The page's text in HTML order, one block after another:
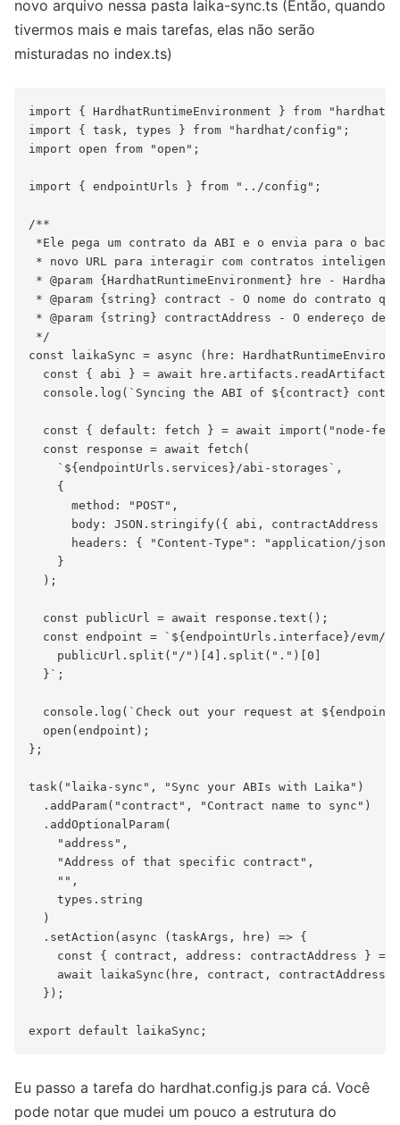
novo arquivo nessa pasta laika-sync.ts (Então, quando
tivermos mais e mais tarefas, elas não serão
misturadas no index.ts)
import { HardhatRuntimeEnvironment } from "hardhat/
import { task, types } from "hardhat/config";
import open from "open";
import { endpointUrls } from "../config";
/**
*Ele pega um contrato da ABI e o envia para o
* novo URL para interagir com contratos
* @param {HardhatRuntimeEnvironment} hre -
* @param {string} contract - O nome do contrato
* @param {string} contractAddress - O endereço
*/
const laikaSync = async (hre:
const { abi } = await
console.log(`Syncing the ABI of ${contract}
const { default: fetch } = await import("node-
  const response = await fetch(
    `${endpointUrls.services}/abi-storages`,
    {
      method: "POST",
body: JSON.stringify({ abi, contractAddress
headers: { "Content-Type": "application/json"
    }
  );
  const publicUrl = await response.text();
const endpoint = `${endpointUrls.interface}/evm/
    publicUrl.split("/")[4].split(".")[0]
  }`;
console.log(`Check out your request at
  open(endpoint);
};
task("laika-sync", "Sync your ABIs with Laika")
  .addParam("contract", "Contract name to sync")
  .addOptionalParam(
    "address",
    "Address of that specific contract",
    "",
    types.string
  )
  .setAction(async (taskArgs, hre) => {
const { contract, address: contractAddress } =
    await laikaSync(hre, contract, contractAddress);
  });
Eu passo a tarefa do hardhat.config.js para cá. Você
pode notar que mudei um pouco a estrutura do